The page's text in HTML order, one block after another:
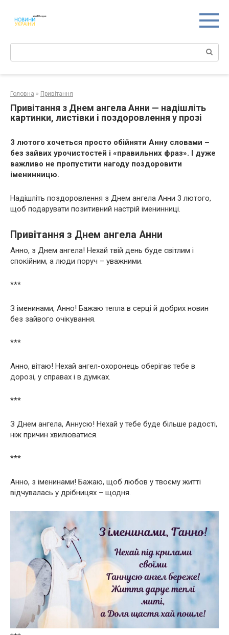
контенту
Поиск:
Головна » Привітання
Привітання з Днем ангела Анни — надішліть
картинки, листівки і поздоровлення у прозі
3 лютого хочеться просто обійняти Анну словами –
без зайвих урочистостей і «правильних фраз». І дуже
важливо не пропустити нагоду поздоровити
іменинницю.
Надішліть поздоровлення з Днем ангела Анни 3 лютого,
щоб подарувати позитивний настрій іменинниці.
Привітання з Днем ангела Анни
Анно, з Днем ангела! Нехай твій день буде світлим і
спокійним, а люди поруч – уважними.
***
З іменинами, Анно! Бажаю тепла в серці й добрих новин
без зайвого очікування.
***
Анно, вітаю! Нехай ангел-охоронець оберігає тебе в
дорозі, у справах і в думках.
***
З Днем ангела, Аннусю! Нехай у тебе буде більше радості,
ніж причин хвилюватися.
***
Анно, з іменинами! Бажаю, щоб любов у твоєму житті
відчувалась у дрібницях – щодня.